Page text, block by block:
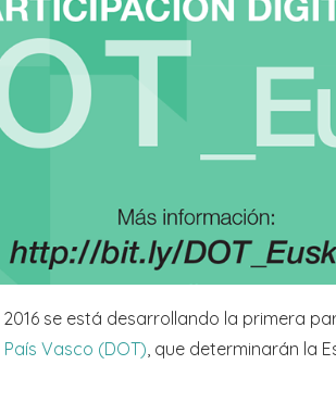
se está desarrollando la primera
Vasco (DOT) , que determinarán la